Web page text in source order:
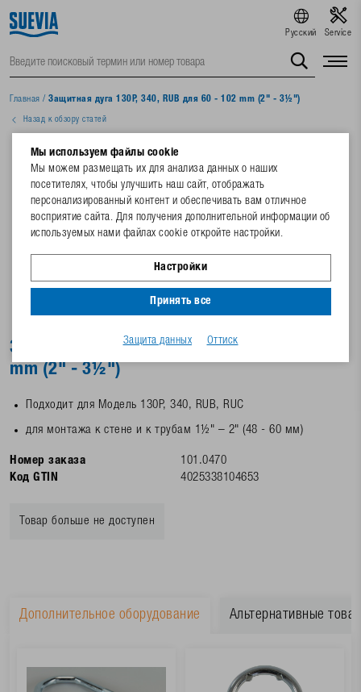
Русский Service
Главная / Защитная дуга 130P, 340, RUB для 60 - 102 mm (2" - 3½")
Назад к обзору статей
Защитная дуга 130P, 340, RUB для 60 - 102
mm (2" - 3½")
Подходит для Модель 130P, 340, RUB, RUC
для монтажа к стене и к трубам 1½" – 2" (48 - 60 мм)
Номер заказа
101.0470
Код GTIN
4025338104653
Товар больше не доступен
Дополнительное оборудование Альтернативные
Мы используем файлы cookie
Мы можем размещать их для анализа данных о наших
посетителях, чтобы улучшить наш сайт, отображать
персонализированный контент и обеспечивать вам отличное
восприятие сайта. Для получения дополнительной информации об
используемых нами файлах cookie откройте настройки.
Настройки
Принять все
Защита данных Оттиск